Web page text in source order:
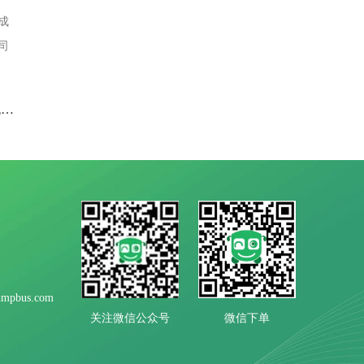
下一篇：五一长假怎么度过呢?鸿鸣租车出品深圳旅游包车带你去看海
关注微信公众号
微信下单